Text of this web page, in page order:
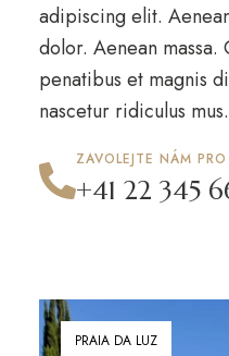
adipiscing elit.
dolor. Aenean massa.
penatibus et magnis
nascetur ridiculus mus.
ZAVOLEJTE NÁM
+41 22 345
PRAIA DA LUZ